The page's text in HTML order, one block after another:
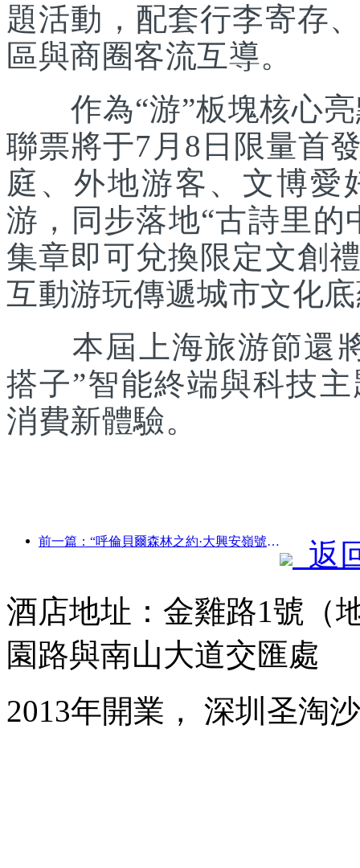
題活動，配套行李寄存
區與商圈客流互導。
作為“游”板塊核心亮
聯票將于7月8日限量首
庭、外地游客、文博愛
游，同步落地“古詩里
集章即可兌換限定文創
互動游玩傳遞城市文化
本屆上海旅游節還將
搭子”智能終端與科技
消費新體驗。
前一篇：“呼倫貝爾森林之約·大興安嶺號--星光列車·天翼之旅”旅游專列首發
返
酒店地址：金雞路1號（
園路與南山大道交匯處
2013年開業， 深圳圣